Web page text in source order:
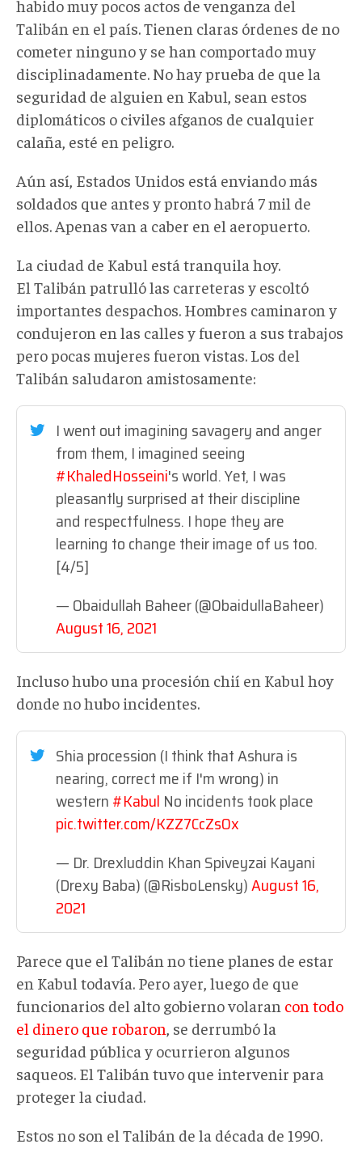
habido muy pocos actos de venganza del
Talibán en el país. Tienen claras órdenes de no
cometer ninguno y se han comportado muy
disciplinadamente. No hay prueba de que la
seguridad de alguien en Kabul, sean estos
diplomáticos o civiles afganos de cualquier
calaña, esté en peligro.
Aún así, Estados Unidos está enviando más
soldados que antes y pronto habrá 7 mil de
ellos. Apenas van a caber en el aeropuerto.
La ciudad de Kabul está tranquila hoy.
El Talibán patrulló las carreteras y escoltó
importantes despachos. Hombres caminaron y
condujeron en las calles y fueron a sus trabajos
pero pocas mujeres fueron vistas. Los del
Talibán saludaron amistosamente:
I went out imagining savagery and anger
from them, I imagined seeing
#KhaledHosseini's world. Yet, I was
pleasantly surprised at their discipline
and respectfulness. I hope they are
learning to change their image of us too.
[4/5]
— Obaidullah Baheer (@ObaidullaBaheer)
August 16, 2021
Incluso hubo una procesión chií en Kabul hoy
donde no hubo incidentes.
Shia procession (I think that Ashura is
nearing, correct me if I'm wrong) in
western#Kabul No incidents took place
pic.twitter.com/KZZ7CcZsOx
— Dr. Drexluddin Khan Spiveyzai Kayani
(Drexy Baba) (@RisboLensky)August 16,
2021
Parece que el Talibán no tiene planes de estar
en Kabul todavía. Pero ayer, luego de que
funcionarios del alto gobierno volaran con todo
el dinero que robaron , se derrumbó la
seguridad pública y ocurrieron algunos
saqueos. El Talibán tuvo que intervenir para
proteger la ciudad.
Estos no son el Talibán de la década de 1990.